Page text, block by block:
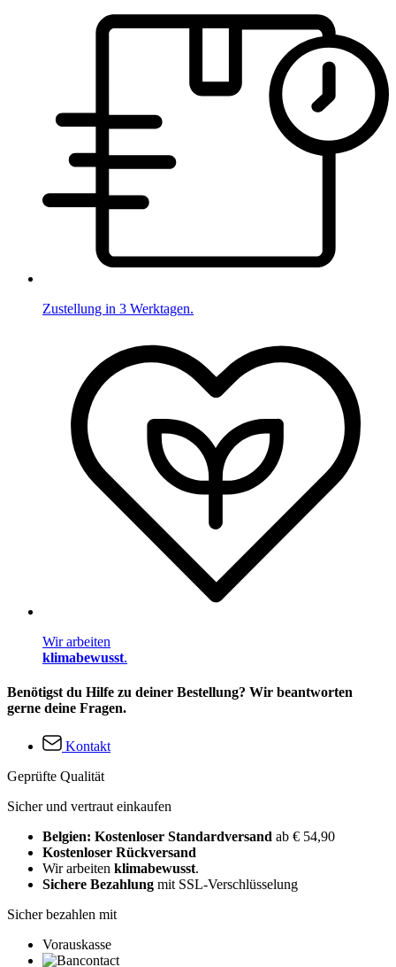
Zustellung in 3 Werktagen.
Wir arbeiten
klimabewusst.
Benötigst du Hilfe zu deiner Bestellung? Wir beantworten
gerne deine Fragen.
Kontakt
Geprüfte Qualität
Sicher und vertraut einkaufen
Belgien: Kostenloser Standardversand ab € 54,90
Kostenloser Rückversand
Wir arbeiten klimabewusst.
Sichere Bezahlung mit SSL-Verschlüsselung
Sicher bezahlen mit
Vorauskasse